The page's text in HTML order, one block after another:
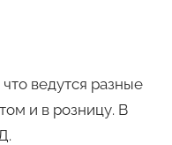
ведутся разные
и в розницу. В